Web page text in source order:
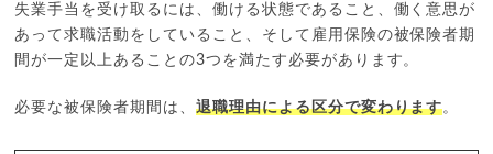
失業手当を受け取るには、働ける状態であること、働く意思が
あって求職活動をしていること、そして雇用保険の被保険者期
間が一定以上あることの3つを満たす必要があります。
必要な被保険者期間は、 退職理由による区分で変わります。